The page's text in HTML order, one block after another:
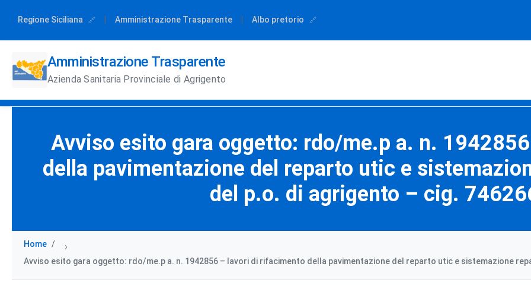
Regione Siciliana Amministrazione Trasparente Albo pretorio
Amministrazione Trasparente
Azienda Sanitaria Provinciale di Agrigento
Avviso esito gara oggetto: rdo/me.p a. n.
della pavimentazione del reparto utic e
del p.o. di agrigento – cig.
Home ›
Avviso esito gara oggetto: rdo/me.p a. n. 1942856 – lavori di rifacimento della pavimentazione del reparto utic e sistemazione